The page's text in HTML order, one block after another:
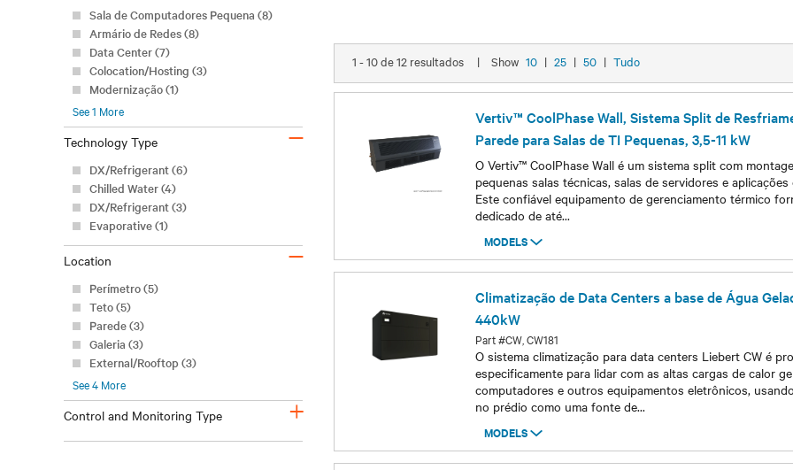
Sala de Computadores Pequena (8)
Armário de Redes (8)
Data Center (7)
Colocation/Hosting (3)
Modernização (1)
See1 More
Technology Type –
DX/Refrigerant (6)
Chilled Water (4)
DX/Refrigerant (3)
Evaporative (1)
Location –
Perímetro (5)
Teto (5)
Parede (3)
Galeria (3)
External/Rooftop (3)
See4 More
Control and Monitoring Type +
1 - 10 de 12 resultados | Show 10 | 25 | 50 | Tudo
Vertiv™ CoolPhase Wall, Sistema Split de
Parede para Salas de TI Pequenas, 3,5-11 kW
O Vertiv™ CoolPhase Wall é um sistema split com
pequenas salas técnicas, salas de servidores e
Este confiável equipamento de gerenciamento térmico
dedicado de até...
MODELS
Models
Climatização de Data Centers a base de Água
440kW
Part #CW, CW181
O sistema climatização para data centers Liebert CW é
especificamente para lidar com as altas cargas de calor
computadores e outros equipamentos eletrônicos,
no prédio como uma fonte de...
MODELS
Models